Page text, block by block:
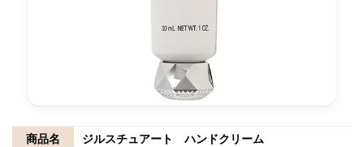
商品名
ジルスチュアート ハンドクリーム